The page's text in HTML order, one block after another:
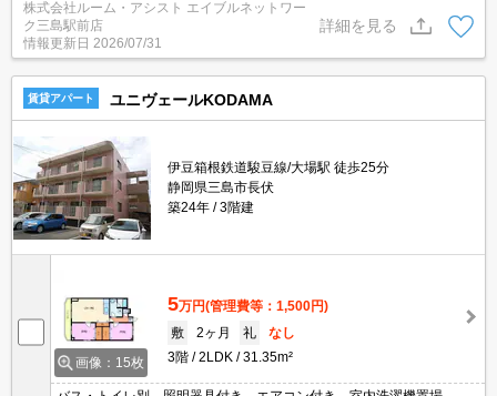
株式会社ルーム・アシスト エイブルネットワー
ク三島駅前店
情報更新日 2026/07/31
詳細を見る
賃貸アパート ユニヴェールKODAMA
伊豆箱根鉄道駿豆線/大場駅 徒歩25分
静岡県三島市長伏
築24年
3階建
画像：15枚
5万円(管理費等：1,500円)
敷
2ヶ月 礼
なし
3階
2LDK 31.35m²